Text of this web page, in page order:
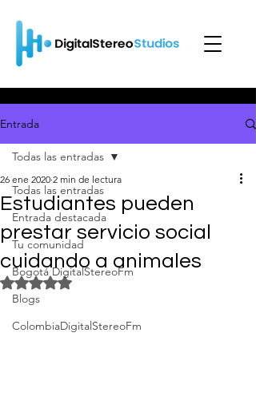
Entrada
Todas las entradas
Entrada destacada
Tu comunidad
Bogotá DigitalStereoFm
Blogs
ColombiaDigitalStereoFm
Todas las entradas
Estudiantes pueden
prestar servicio social
cuidando a animales
26 ene 2020 2 min de lectura
Obtuvo NaN de 5 estrellas.